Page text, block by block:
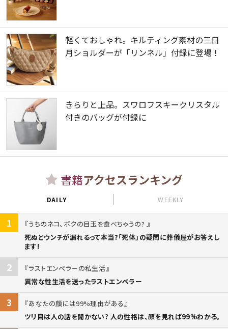
軽くておしゃれ。キルティング素材の三日
月ショルダーが「リンネル」付録に登場！
きらりと上品。スワロフスキークリスタル
付きのバッグが付録に
書籍アクセスランキング
DAILY WEEKLY
1
うちのネコ、ボクの目玉を食べちゃうの?
死ぬとウンチが漏れるって本当?「死体」の疑問に葬儀屋がお答えし
ます!
2
ラストエンペラーの私生活
異常な性生活を送ったラストエンペラー
3
あなたの顔には99%理由がある
ツリ目は人の話を聞かない? 人の性格は、顔を見れば99%わかる。